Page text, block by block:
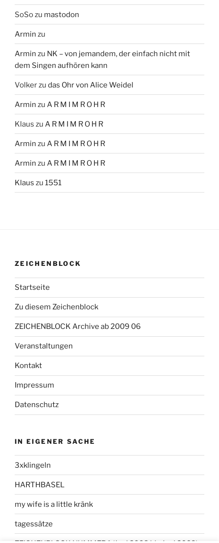
SoSozu mastodon
Armin zu
Armin zu NK – von jemandem, der einfach nicht mit
dem Singen aufhören kann
Volkerzu das Ohr von Alice Weidel
Armin zu A R M I M R O H R
Klaus zu A R M I M R O H R
Armin zu A R M I M R O H R
Armin zu A R M I M R O H R
Klaus zu 1551
ZEICHENBLOCK
Startseite
Zu diesem Zeichenblock
ZEICHENBLOCK Archive ab 2009 06
Veranstaltungen
Kontakt
Impressum
Datenschutz
IN EIGENER SACHE
3xklingeln
HARTHBASEL
my wife is a little kränk
tagessätze